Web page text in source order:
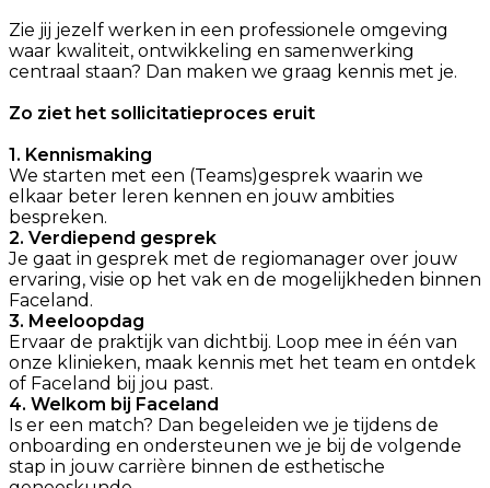
Zie jij jezelf werken in een professionele omgeving
waar kwaliteit, ontwikkeling en samenwerking
centraal staan? Dan maken we graag kennis met je.
Zo ziet het sollicitatieproces eruit
1. Kennismaking
We starten met een (Teams)gesprek waarin we
elkaar beter leren kennen en jouw ambities
bespreken.
2. Verdiepend gesprek
Je gaat in gesprek met de regiomanager over jouw
ervaring, visie op het vak en de mogelijkheden binnen
Faceland.
3. Meeloopdag
Ervaar de praktijk van dichtbij. Loop mee in één van
onze klinieken, maak kennis met het team en ontdek
of Faceland bij jou past.
4. Welkom bij Faceland
Is er een match? Dan begeleiden we je tijdens de
onboarding en ondersteunen we je bij de volgende
stap in jouw carrière binnen de esthetische